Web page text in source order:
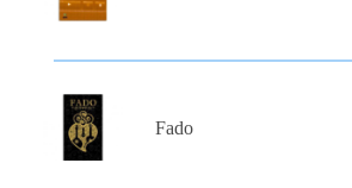
Fado